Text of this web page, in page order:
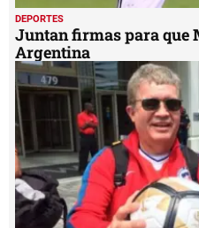
DEPORTES
Juntan firmas para que
Argentina